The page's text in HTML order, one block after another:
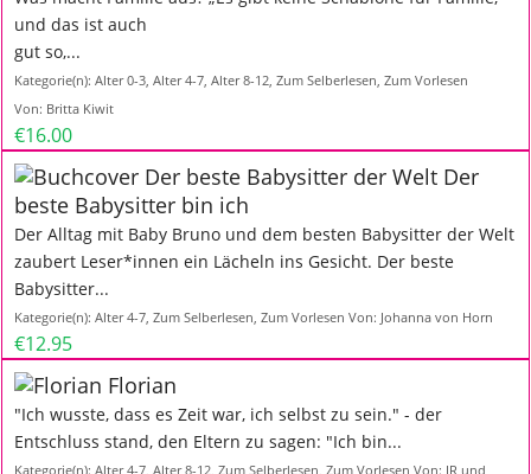
und das ist auch
gut so,...
Kategorie(n): Alter 0-3, Alter 4-7, Alter 8-12, Zum Selberlesen, Zum Vorlesen
Von: Britta Kiwit
€16.00
Der
beste Babysitter bin ich
Der Alltag mit Baby Bruno und dem besten Babysitter der Welt
zaubert Leser*innen ein Lächeln ins Gesicht. Der beste
Babysitter...
Kategorie(n): Alter 4-7, Zum Selberlesen, Zum Vorlesen Von: Johanna von Horn
€12.95
Florian
"Ich wusste, dass es Zeit war, ich selbst zu sein." - der
Entschluss stand, den Eltern zu sagen: "Ich bin...
Kategorie(n): Alter 4-7, Alter 8-12, Zum Selberlesen, Zum Vorlesen Von: JR und